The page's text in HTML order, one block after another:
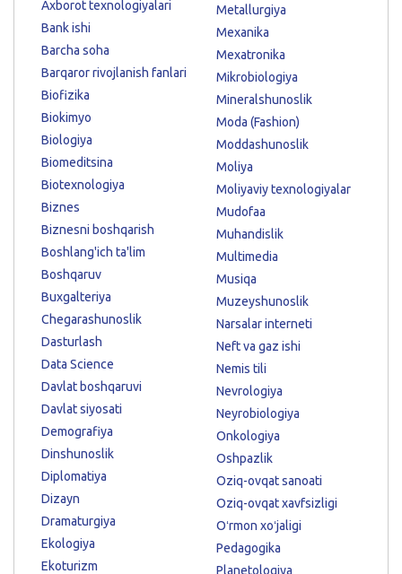
Axborot texnologiyalari
Bank ishi
Barcha soha
Barqaror rivojlanish fanlari
Biofizika
Biokimyo
Biologiya
Biomeditsina
Biotexnologiya
Biznes
Biznesni boshqarish
Boshlang'ich ta'lim
Boshqaruv
Buxgalteriya
Chegarashunoslik
Dasturlash
Data Science
Davlat boshqaruvi
Davlat siyosati
Demografiya
Dinshunoslik
Diplomatiya
Dizayn
Dramaturgiya
Ekologiya
Ekoturizm
Metallurgiya
Mexanika
Mexatronika
Mikrobiologiya
Mineralshunoslik
Moda (Fashion)
Moddashunoslik
Moliya
Moliyaviy texnologiyalar
Mudofaa
Muhandislik
Multimedia
Musiqa
Muzeyshunoslik
Narsalar interneti
Neft va gaz ishi
Nemis tili
Nevrologiya
Neyrobiologiya
Onkologiya
Oshpazlik
Oziq-ovqat sanoati
Oziq-ovqat xavfsizligi
Oʻrmon xoʻjaligi
Pedagogika
Planetologiya